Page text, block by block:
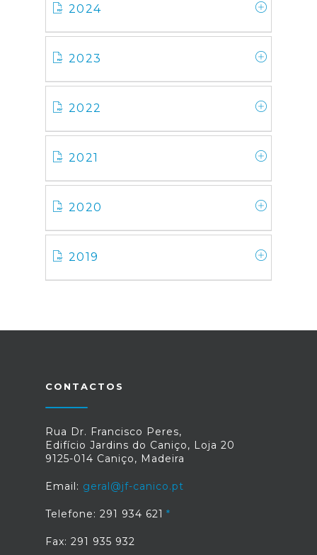
2024
2023
2022
2021
2020
2019
CONTACTOS
Rua Dr. Francisco Peres,
Edifício Jardins do Caniço, Loja 20
9125-014 Caniço, Madeira
Email: geral@jf-canico.pt
Telefone: 291 934 621
Fax: 291 935 932